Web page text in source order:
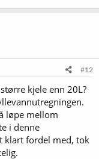
#12
kjele enn 20L?
løpe mellom
i denne
klart fordel med, tok